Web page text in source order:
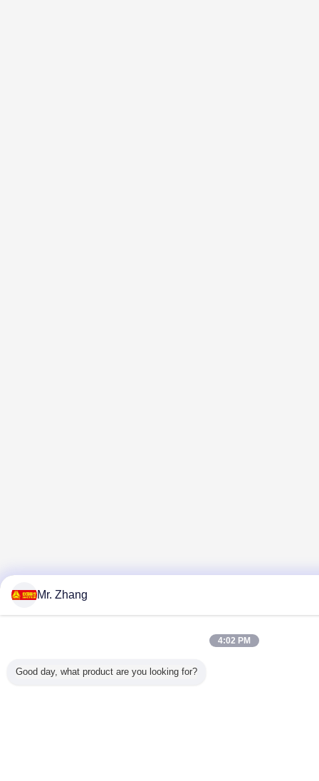
Mr. Zhang
4:02 PM
Good day, what product are you looking for?